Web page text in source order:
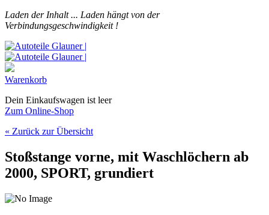
Laden der Inhalt ... Laden hängt von der
Verbindungsgeschwindigkeit !
Warenkorb
Dein Einkaufswagen ist leer
Zum Online-Shop
« Zurück zur Übersicht
Stoßstange vorne, mit Waschlöchern ab
2000, SPORT, grundiert